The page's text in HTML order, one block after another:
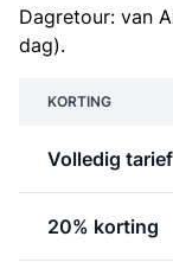
Dagretour: van
dag).
KORTING
Volledig tarief
20% korting